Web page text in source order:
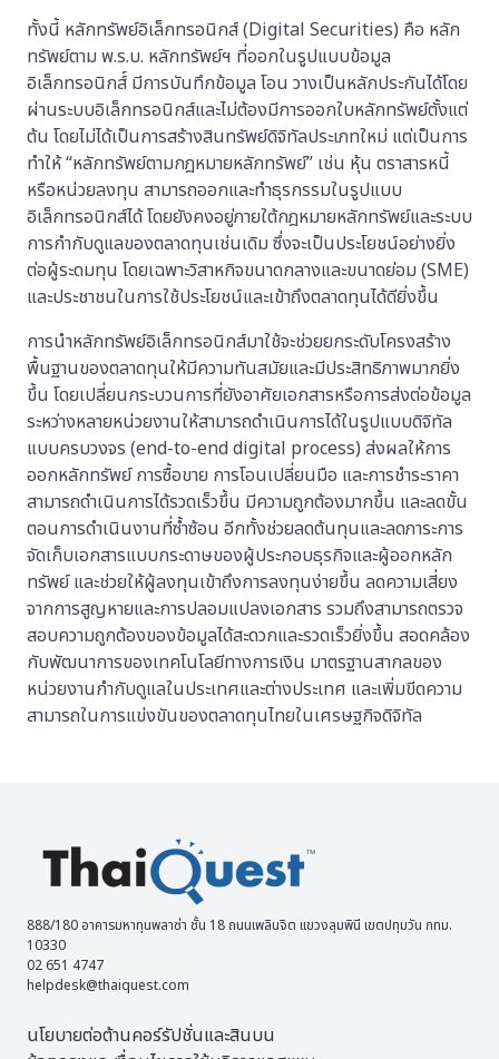
ทั้งนี้ หลักทรัพย์อิเล็กทรอนิกส์ (Digital Securities) คือ หลัก
ทรัพย์ตาม พ.ร.บ. หลักทรัพย์ฯ ที่ออกในรูปแบบข้อมูล
อิเล็กทรอนิกส์์ มีการบันทึกข้อมูล โอน วางเป็นหลักประกันได้โดย
ผ่านระบบอิเล็กทรอนิกส์และไม่ต้องมีการออกใบหลักทรัพย์ตั้งแต่
ต้น โดยไม่ได้เป็นการสร้างสินทรัพย์ดิจิทัลประเภทใหม่ แต่เป็นการ
ทำให้ “หลักทรัพย์ตามกฎหมายหลักทรัพย์” เช่น หุ้น ตราสารหนี้
หรือหน่วยลงทุน สามารถออกและทำธุรกรรมในรูปแบบ
อิเล็กทรอนิกส์ได้ โดยยังคงอยู่ภายใต้กฎหมายหลักทรัพย์และระบบ
การกำกับดูแลของตลาดทุนเช่นเดิม ซึ่งจะเป็นประโยชน์อย่างยิ่ง
ต่อผู้ระดมทุน โดยเฉพาะวิสาหกิจขนาดกลางและขนาดย่อม (SME)
และประชาชนในการใช้ประโยชน์และเข้าถึงตลาดทุนได้ดียิ่งขึ้น
การนำหลักทรัพย์อิเล็กทรอนิกส์มาใช้จะช่วยยกระดับโครงสร้าง
พื้นฐานของตลาดทุนให้มีความทันสมัยและมีประสิทธิภาพมากยิ่ง
ขึ้น โดยเปลี่ยนกระบวนการที่ยังอาศัยเอกสารหรือการส่งต่อข้อมูล
ระหว่างหลายหน่วยงานให้สามารถดำเนินการได้ในรูปแบบดิจิทัล
แบบครบวงจร (end-to-end digital process) ส่งผลให้การ
ออกหลักทรัพย์ การซื้อขาย การโอนเปลี่ยนมือ และการชำระราคา
สามารถดำเนินการได้รวดเร็วขึ้น มีความถูกต้องมากขึ้น และลดขั้น
ตอนการดำเนินงานที่ซ้ำซ้อน อีกทั้งช่วยลดต้นทุนและลดภาระการ
จัดเก็บเอกสารแบบกระดาษของผู้ประกอบธุรกิจและผู้ออกหลัก
ทรัพย์ และช่วยให้ผู้ลงทุนเข้าถึงการลงทุนง่ายขึ้น ลดความเสี่ยง
จากการสูญหายและการปลอมแปลงเอกสาร รวมถึงสามารถตรวจ
สอบความถูกต้องของข้อมูลได้สะดวกและรวดเร็วยิ่งขึ้น สอดคล้อง
กับพัฒนาการของเทคโนโลยีทางการเงิน มาตรฐานสากลของ
หน่วยงานกำกับดูแลในประเทศและต่างประเทศ และเพิ่มขีดความ
สามารถในการแข่งขันของตลาดทุนไทยในเศรษฐกิจดิจิทัล
888/180 อาคารมหาทุนพลาซ่า ชั้น 18 ถนนเพลินจิต แขวงลุมพินี เขตปทุมวัน กทม.
10330
02 651 4747
helpdesk@thaiquest.com
นโยบายต่อต้านคอร์รัปชั่นและสินบน